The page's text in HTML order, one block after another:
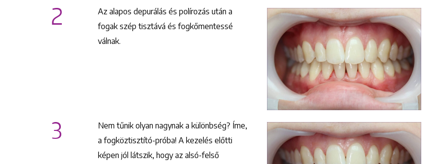
2
Az alapos depurálás és polírozás után a
fogak szép tisztává és fogkőmentessé
válnak.
3
Nem tűnik olyan nagynak a különbség? Íme,
a fogköztisztító-próba! A kezelés előtti
képen jól látszik, hogy az alsó-felső